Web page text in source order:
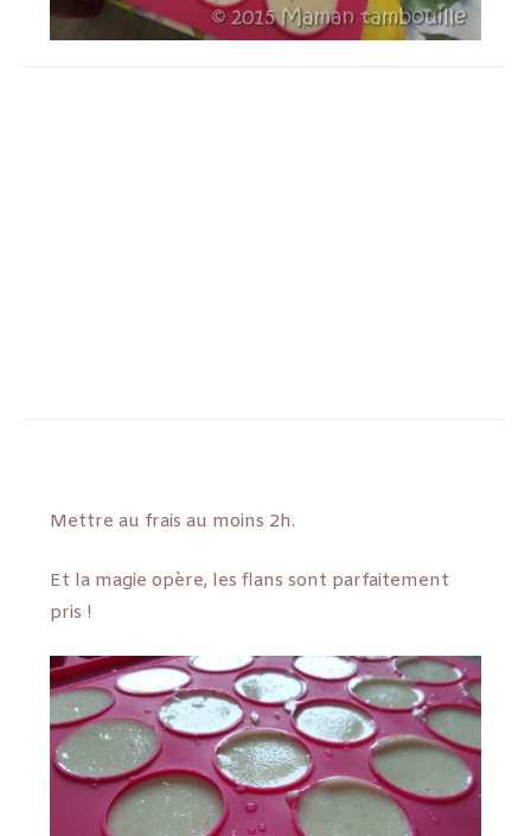
Mettre au frais au moins 2h.
Et la magie opère, les flans sont parfaitement
pris !